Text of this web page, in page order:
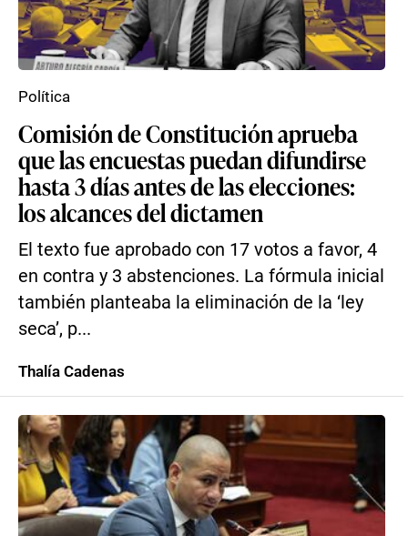
Comisión de Constitución aprueba
que las encuestas puedan difundirse
hasta 3 días antes de las elecciones:
los alcances del dictamen
El texto fue aprobado con 17 votos a favor, 4
en contra y 3 abstenciones. La fórmula inicial
también planteaba la eliminación de la ‘ley
seca’, p...
Política
Thalía Cadenas